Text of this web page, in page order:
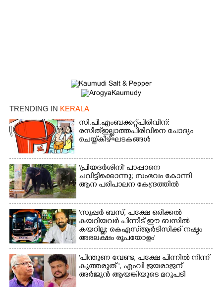
TRENDING IN KERALA
സി.പി.എം ബക്കറ്റ് പിരിവിന്:
രസീത് ഇല്ലാത്ത പിരിവിനെ ചോദ്യം
ചെയ്ത് കീഴ്ഘടകങ്ങൾ
'പ്രിയദർശിനി' പാപ്പാനെ
ചവിട്ടിക്കൊന്നു; സംഭവം കോന്നി
ആന പരിപാലന കേന്ദ്രത്തിൽ
'സൂപ്പർ ബസ്, പക്ഷേ ഒരിക്കൽ
കയറിയവർ പിന്നീട് ഈ ബസിൽ
കയറില്ല; കെഎസ്ആർടിസിക്ക് നഷ്ടം
അരലക്ഷം രൂപയോളം'
"പിന്തുണ വേണ്ട,​ പക്ഷേ പിന്നിൽ നിന്ന്
കുത്തരുത് ", എംവി ജയരാജന്
അർജുൻ ആയങ്കിയുടെ മറുപടി